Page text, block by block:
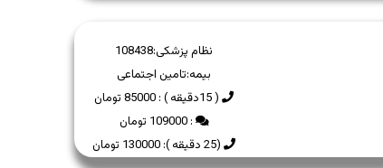
نظام پزشکی:108438
بیمه:تامین اجتماعی
( 15دقیقه ) : 85000 تومان
: 109000 تومان
(25 دقیقه ): 130000 تومان